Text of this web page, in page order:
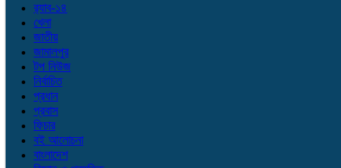
র‌্যাব-১৪
খেলা
জাতীয়
জামালপুর
টপ নিউজ
নির্বাচিত
প্রধান
প্রবাস
ফিচার
বই আলোচনা
বাংলাদেশ